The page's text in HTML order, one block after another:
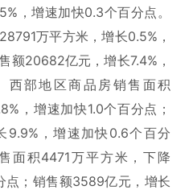
，增速加快0.3个百分点。
万平方米，增长0.5%，
额20682亿元，增长7.4%，
西部地区商品房销售面积
，增速加快1.0个百分点；
9.9%，增速加快0.6个百分
面积4471万平方米，下降
点；销售额3589亿元，增长